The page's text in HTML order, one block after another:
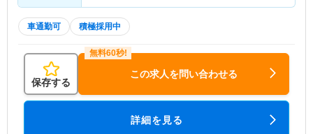
車通勤可 積極採用中
保存する
この求人を問い合わせる
詳細を見る